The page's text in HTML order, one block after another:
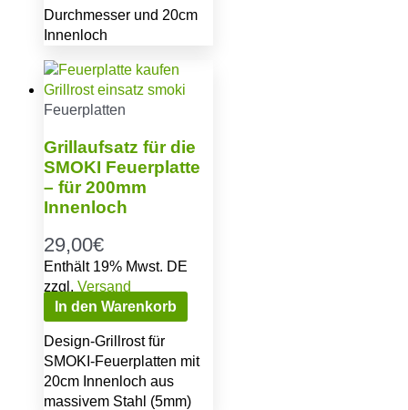
Durchmesser und 20cm
Innenloch
Feuerplatten
Grillaufsatz für die
SMOKI Feuerplatte
– für 200mm
Innenloch
29,00€
Enthält 19% Mwst. DE
zzgl. Versand
In den Warenkorb
Design-Grillrost für
SMOKI-Feuerplatten mit
20cm Innenloch aus
massivem Stahl (5mm)